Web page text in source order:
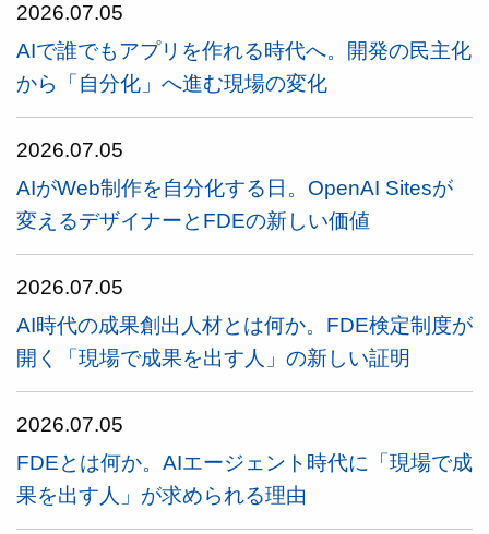
2026.07.05
AIで誰でもアプリを作れる時代へ。開発の民主化
から「自分化」へ進む現場の変化
2026.07.05
AIがWeb制作を自分化する日。OpenAI Sitesが
変えるデザイナーとFDEの新しい価値
2026.07.05
AI時代の成果創出人材とは何か。FDE検定制度が
開く「現場で成果を出す人」の新しい証明
2026.07.05
FDEとは何か。AIエージェント時代に「現場で成
果を出す人」が求められる理由